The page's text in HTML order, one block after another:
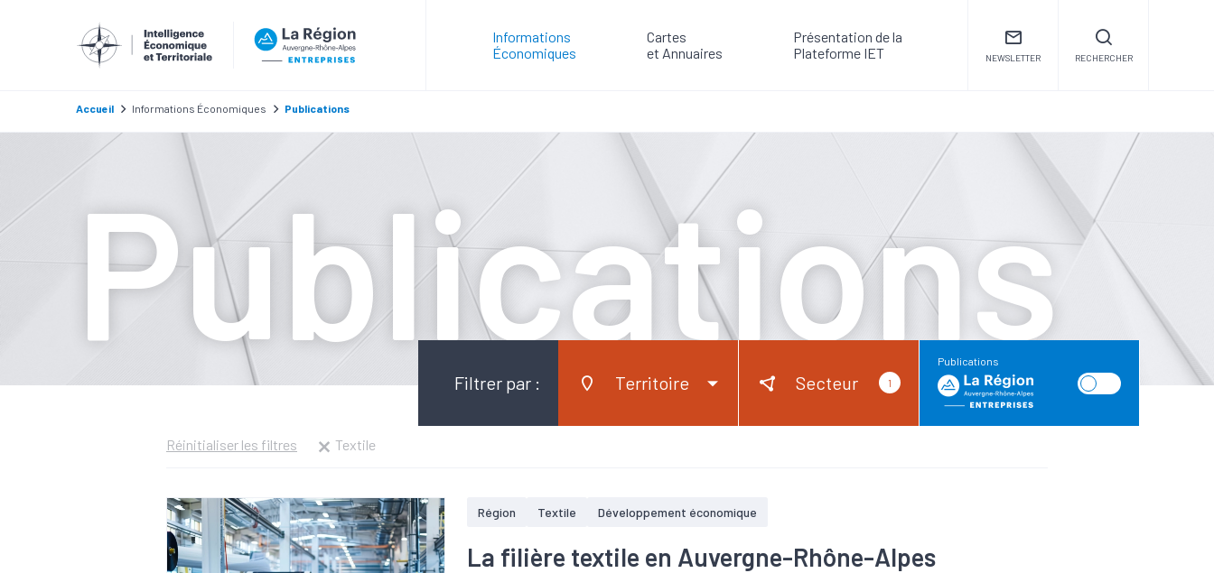
Informations
Économiques
Cartes
et Annuaires
Présentation de la
Plateforme IET
NEWSLETTER RECHERCHER
Accueil Informations Économiques Publications
Publications
Filtrer par : Territoire Secteur 1
Publications
Réinitialiser les filtres Textile
Région Textile Développement économique
La filière textile en Auvergne-Rhône-Alpes